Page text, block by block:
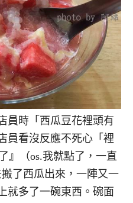
員時「西瓜豆花裡頭有
看沒反應不死心「裡
』（os.我就點了，一直
了西瓜出來，一陣又一
就多了一碗東西。碗面